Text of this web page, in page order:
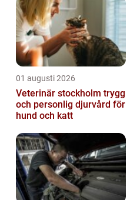
01 augusti 2026
Veterinär stockholm trygg
och personlig djurvård för
hund och katt